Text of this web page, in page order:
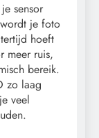
sensor
je foto
hoeft
meer ruis,
bereik.
zo laag
veel